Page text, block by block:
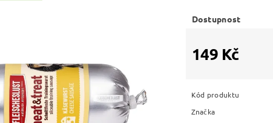
Dostupnost
149 Kč
Kód produktu
Značka